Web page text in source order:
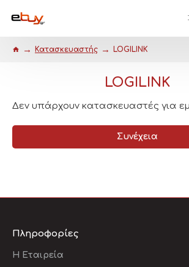
Κατασκευαστής LOGILINK
LOGILINK
Δεν υπάρχουν κατασκευαστές για
Συνέχεια
Πληροφορίες
Η Εταιρεία